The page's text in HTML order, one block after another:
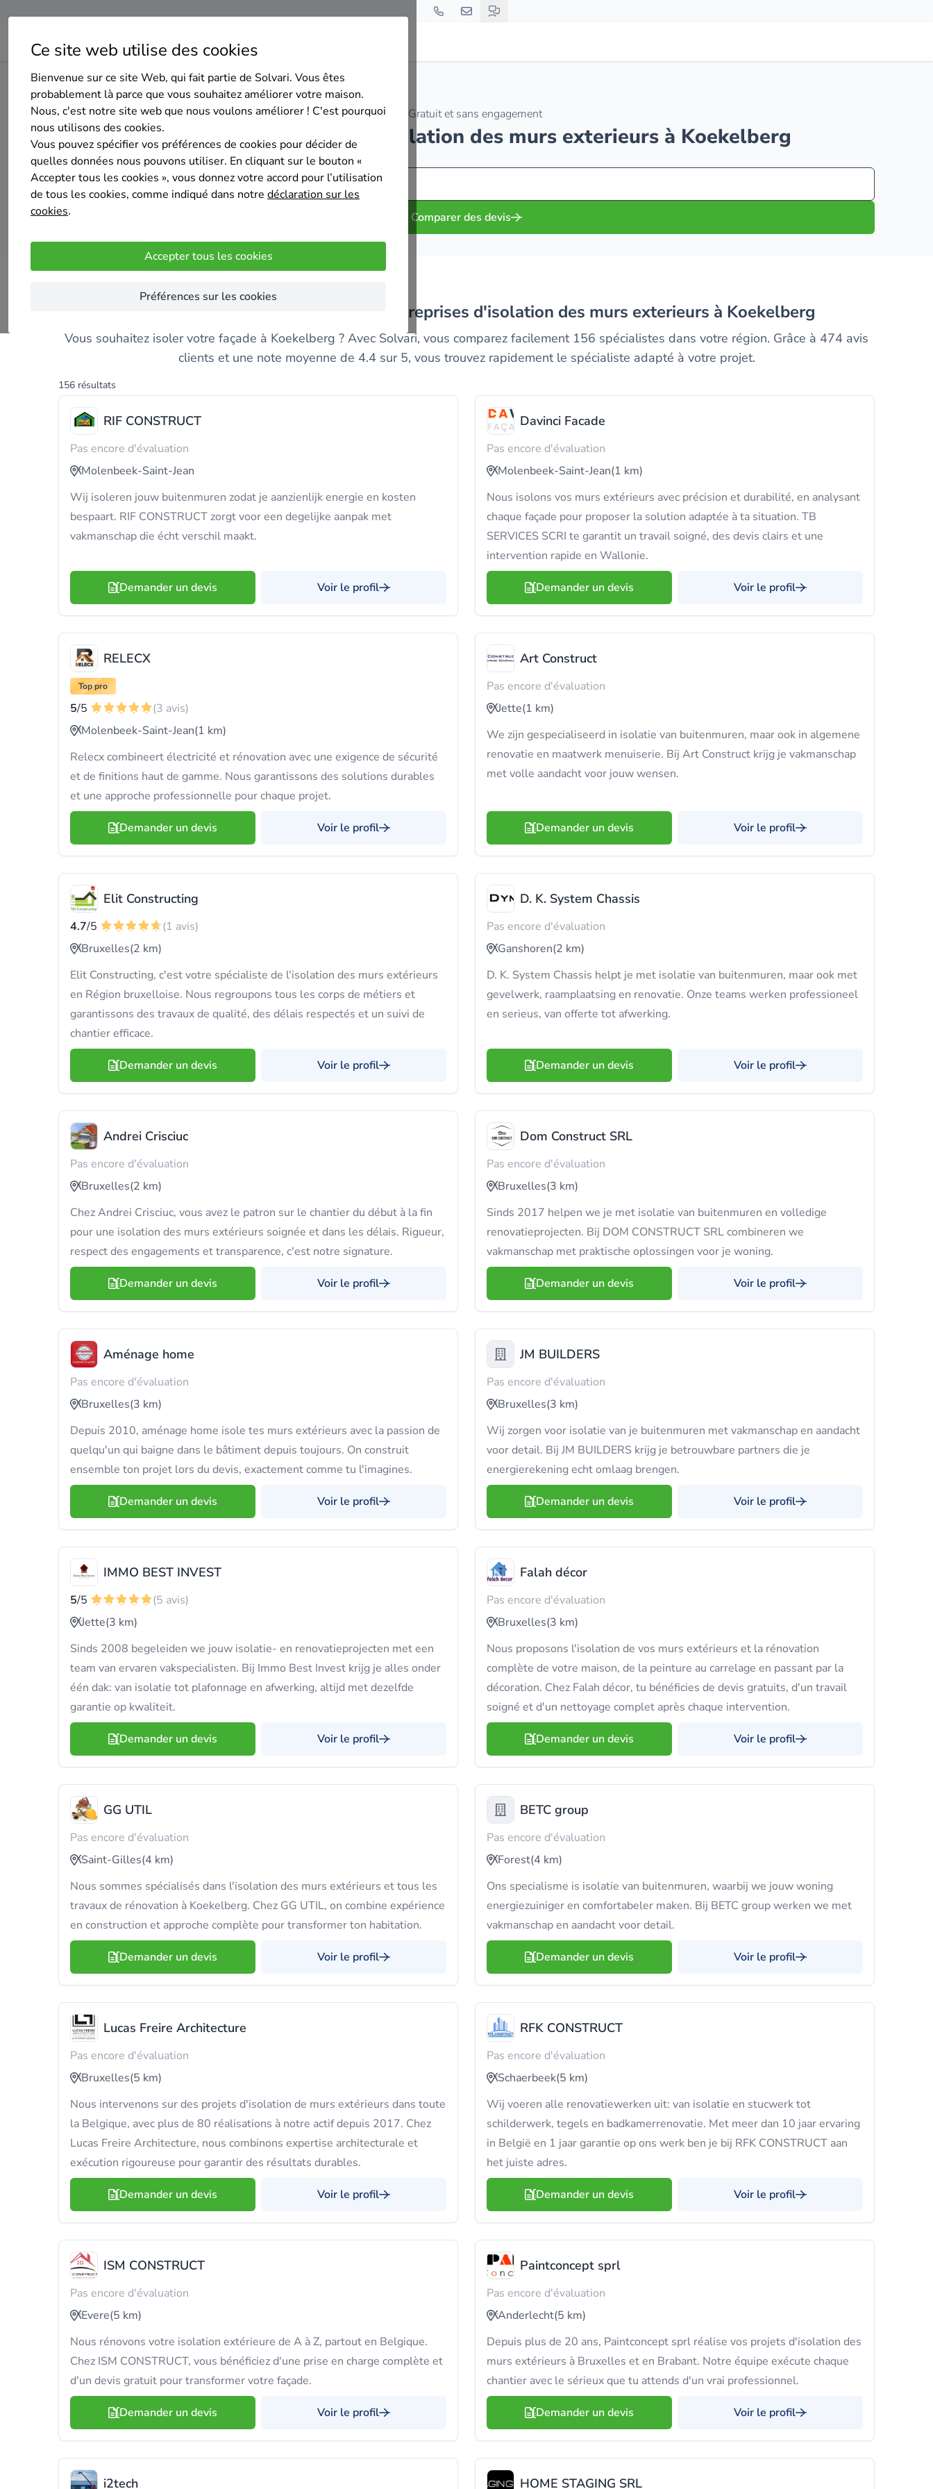
Ce site web utilise des cookies
Bienvenue sur ce site Web, qui fait partie de Solvari. Vous êtes
probablement là parce que vous souhaitez améliorer votre maison.
Nous, c'est notre site web que nous voulons améliorer ! C'est pourquoi
nous utilisons des cookies.
Vous pouvez spécifier vos préférences de cookies pour décider de
quelles données nous pouvons utiliser. En cliquant sur le bouton «
Accepter tous les cookies », vous donnez votre accord pour l’utilisation
de tous les cookies, comme indiqué dans notre déclaration sur les
cookies.
Accepter tous les cookies
Préférences sur les cookies
Home Isolation des murs extérieurs Bruxelles Koekelberg
Gratuit et sans engagement
Top 20 des entreprises d'isolation des murs exterieurs à Koekelberg
Comparer des devis
Trouvez et comparez les meilleurs entreprises d'isolation des murs exterieurs à Koekelberg
Vous souhaitez isoler votre façade à Koekelberg ? Avec Solvari, vous comparez facilement 156 spécialistes dans votre région. Grâce à 474 avis
clients et une note moyenne de 4.4 sur 5, vous trouvez rapidement le spécialiste adapté à votre projet.
156 résultats
RIF CONSTRUCT
Pas encore d'évaluation
Molenbeek-Saint-Jean
Wij isoleren jouw buitenmuren zodat je aanzienlijk energie en kosten
bespaart. RIF CONSTRUCT zorgt voor een degelijke aanpak met
vakmanschap die écht verschil maakt.
Demander un devis Voir le profil
Davinci Facade
Pas encore d'évaluation
Molenbeek-Saint-Jean(1 km)
Nous isolons vos murs extérieurs avec précision et durabilité, en analysant
chaque façade pour proposer la solution adaptée à ta situation. TB
SERVICES SCRI te garantit un travail soigné, des devis clairs et une
intervention rapide en Wallonie.
Demander un devis Voir le profil
RELECX
Top pro
5/5
(3 avis)
Molenbeek-Saint-Jean(1 km)
Relecx combineert électricité et rénovation avec une exigence de sécurité
et de finitions haut de gamme. Nous garantissons des solutions durables
et une approche professionnelle pour chaque projet.
Demander un devis Voir le profil
Art Construct
Pas encore d'évaluation
Jette(1 km)
We zijn gespecialiseerd in isolatie van buitenmuren, maar ook in algemene
renovatie en maatwerk menuiserie. Bij Art Construct krijg je vakmanschap
met volle aandacht voor jouw wensen.
Demander un devis Voir le profil
Elit Constructing
4.7/5
(1 avis)
Bruxelles(2 km)
Elit Constructing, c'est votre spécialiste de l'isolation des murs extérieurs
en Région bruxelloise. Nous regroupons tous les corps de métiers et
garantissons des travaux de qualité, des délais respectés et un suivi de
chantier efficace.
Demander un devis Voir le profil
D. K. System Chassis
Pas encore d'évaluation
Ganshoren(2 km)
D. K. System Chassis helpt je met isolatie van buitenmuren, maar ook met
gevelwerk, raamplaatsing en renovatie. Onze teams werken professioneel
en serieus, van offerte tot afwerking.
Demander un devis Voir le profil
Andrei Crisciuc
Pas encore d'évaluation
Bruxelles(2 km)
Chez Andrei Crisciuc, vous avez le patron sur le chantier du début à la fin
pour une isolation des murs extérieurs soignée et dans les délais. Rigueur,
respect des engagements et transparence, c'est notre signature.
Demander un devis Voir le profil
Dom Construct SRL
Pas encore d'évaluation
Bruxelles(3 km)
Sinds 2017 helpen we je met isolatie van buitenmuren en volledige
renovatieprojecten. Bij DOM CONSTRUCT SRL combineren we
vakmanschap met praktische oplossingen voor je woning.
Demander un devis Voir le profil
Aménage home
Pas encore d'évaluation
Bruxelles(3 km)
Depuis 2010, aménage home isole tes murs extérieurs avec la passion de
quelqu'un qui baigne dans le bâtiment depuis toujours. On construit
ensemble ton projet lors du devis, exactement comme tu l'imagines.
Demander un devis Voir le profil
JM BUILDERS
Pas encore d'évaluation
Bruxelles(3 km)
Wij zorgen voor isolatie van je buitenmuren met vakmanschap en aandacht
voor detail. Bij JM BUILDERS krijg je betrouwbare partners die je
energierekening echt omlaag brengen.
Demander un devis Voir le profil
IMMO BEST INVEST
5/5
(5 avis)
Jette(3 km)
Sinds 2008 begeleiden we jouw isolatie- en renovatieprojecten met een
team van ervaren vakspecialisten. Bij Immo Best Invest krijg je alles onder
één dak: van isolatie tot plafonnage en afwerking, altijd met dezelfde
garantie op kwaliteit.
Demander un devis Voir le profil
Falah décor
Pas encore d'évaluation
Bruxelles(3 km)
Nous proposons l'isolation de vos murs extérieurs et la rénovation
complète de votre maison, de la peinture au carrelage en passant par la
décoration. Chez Falah décor, tu bénéficies de devis gratuits, d'un travail
soigné et d'un nettoyage complet après chaque intervention.
Demander un devis Voir le profil
GG UTIL
Pas encore d'évaluation
Saint-Gilles(4 km)
Nous sommes spécialisés dans l'isolation des murs extérieurs et tous les
travaux de rénovation à Koekelberg. Chez GG UTIL, on combine expérience
en construction et approche complète pour transformer ton habitation.
Demander un devis Voir le profil
BETC group
Pas encore d'évaluation
Forest(4 km)
Ons specialisme is isolatie van buitenmuren, waarbij we jouw woning
energiezuiniger en comfortabeler maken. Bij BETC group werken we met
vakmanschap en aandacht voor detail.
Demander un devis Voir le profil
Lucas Freire Architecture
Pas encore d'évaluation
Bruxelles(5 km)
Nous intervenons sur des projets d'isolation de murs extérieurs dans toute
la Belgique, avec plus de 80 réalisations à notre actif depuis 2017. Chez
Lucas Freire Architecture, nous combinons expertise architecturale et
exécution rigoureuse pour garantir des résultats durables.
Demander un devis Voir le profil
RFK CONSTRUCT
Pas encore d'évaluation
Schaerbeek(5 km)
Wij voeren alle renovatiewerken uit: van isolatie en stucwerk tot
schilderwerk, tegels en badkamerrenovatie. Met meer dan 10 jaar ervaring
in België en 1 jaar garantie op ons werk ben je bij RFK CONSTRUCT aan
het juiste adres.
Demander un devis Voir le profil
ISM CONSTRUCT
Pas encore d'évaluation
Evere(5 km)
Nous rénovons votre isolation extérieure de A à Z, partout en Belgique.
Chez ISM CONSTRUCT, vous bénéficiez d'une prise en charge complète et
d'un devis gratuit pour transformer votre façade.
Demander un devis Voir le profil
Paintconcept sprl
Pas encore d'évaluation
Anderlecht(5 km)
Depuis plus de 20 ans, Paintconcept sprl réalise vos projets d'isolation des
murs extérieurs à Bruxelles et en Brabant. Notre équipe exécute chaque
chantier avec le sérieux que tu attends d'un vrai professionnel.
Demander un devis Voir le profil
i2tech HOME STAGING SRL